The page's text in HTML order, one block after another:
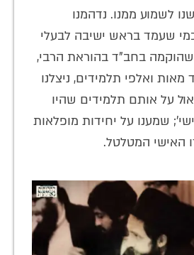
לשמוע ממנו. נדהמנו
שעמד בראש ישיבה לבעלי
בחב"ד בהוראת הרבי,
ואלפי תלמידים, ניצלנו
על אותם תלמידים שהיו
שמענו על יחידות מופלאות
האישי המטלטל.